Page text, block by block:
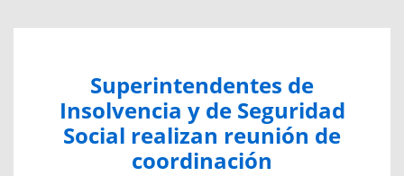
Superintendentes de
Insolvencia y de Seguridad
Social realizan reunión de
coordinación